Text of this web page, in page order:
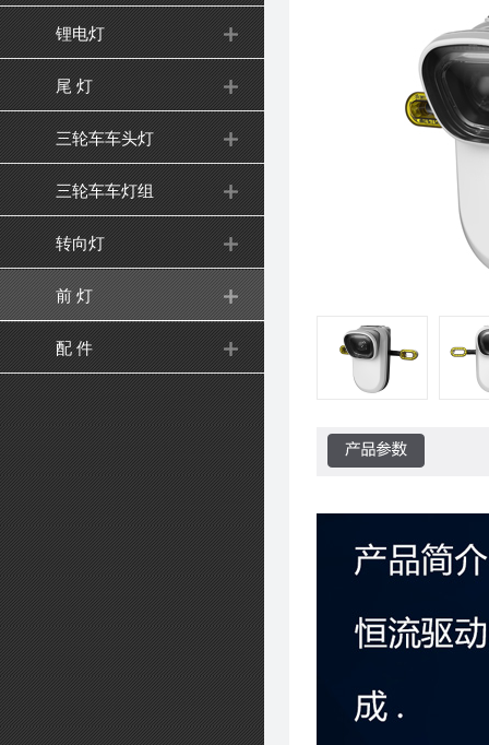
锂电灯
尾 灯
三轮车车头灯
三轮车车灯组
转向灯
前 灯
配 件